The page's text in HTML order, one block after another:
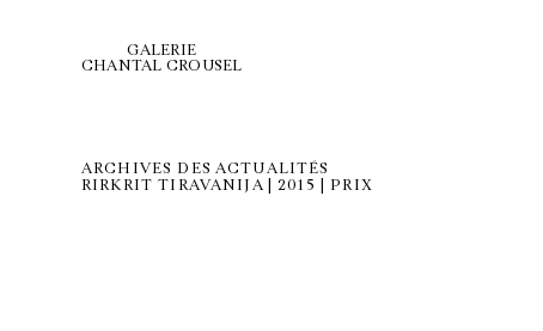
GALERIE
CHANTAL CROUSEL
ARCHIVES DES ACTUALITÉS
RIRKRIT TIRAVANIJA | 2015 | PRIX